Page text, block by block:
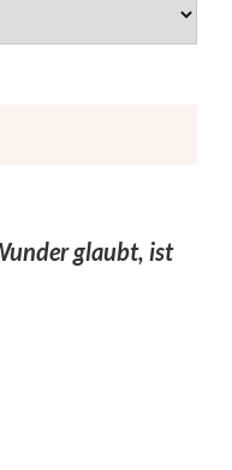
glaubt, ist